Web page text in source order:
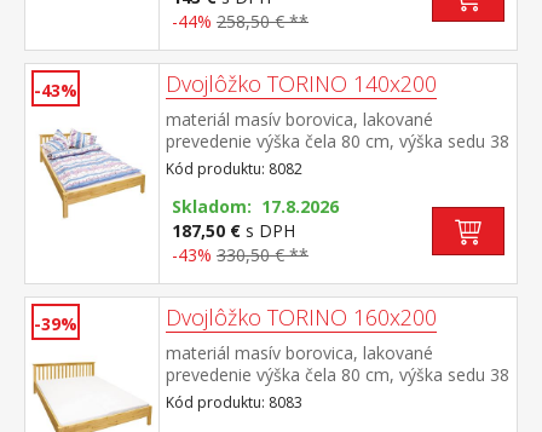
-44% 258,50 € **
-43% Dvojlôžko TORINO 140x200
materiál masív borovica, lakované
prevedenie výška čela 80 cm, výška sedu 38
cm, cena bez roštu a matraca minimálna
odporúčaná výška matraca 15 cm
odporúčaný rozmer matraca 140 × 200 cm
a rošt R3 odporúčaná nosnosť do 120 kg
na každej polovici postele
Kód produktu: 8082
Skladom: 17.8.2026
187,50 € s DPH
-43% 330,50 € **
-39% Dvojlôžko TORINO 160x200
materiál masív borovica, lakované
prevedenie výška čela 80 cm, výška sedu 38
cm, cena bez roštu a matraca minimálna
odporúčaná výška matraca 15 cm
Kód produktu: 8083